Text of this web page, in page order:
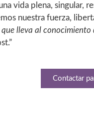
vida plena, singular,
nuestra fuerza,
lleva al
Contactar